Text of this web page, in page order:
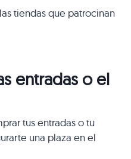
tiendas que patrocinan
entradas o el
tus entradas o tu
una plaza en el